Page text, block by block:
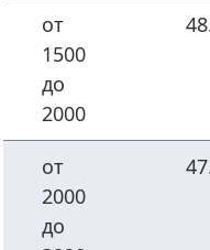
от
1500
до
2000
от
2000
до